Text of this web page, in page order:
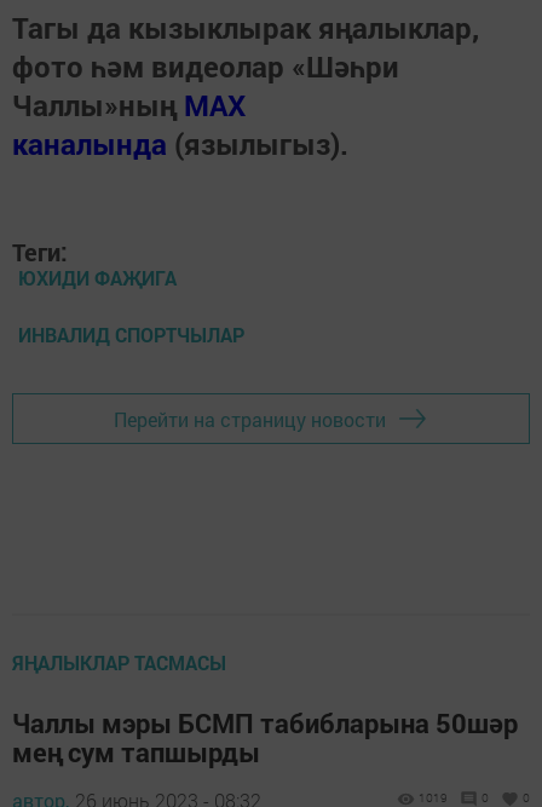
Тагы да кызыклырак яңалыклар,
фото һәм видеолар «Шәһри
Чаллы»ның MAX
каналында (язылыгыз).
Теги:
ЮХИДИ ФАҖИГА
ИНВАЛИД СПОРТЧЫЛАР
Перейти на страницу новости
ЯҢАЛЫКЛАР ТАСМАСЫ
Чаллы мэры БСМП табибларына 50шәр
мең сум тапшырды
автор, 26 июнь 2023 - 08:32 1019 0 0